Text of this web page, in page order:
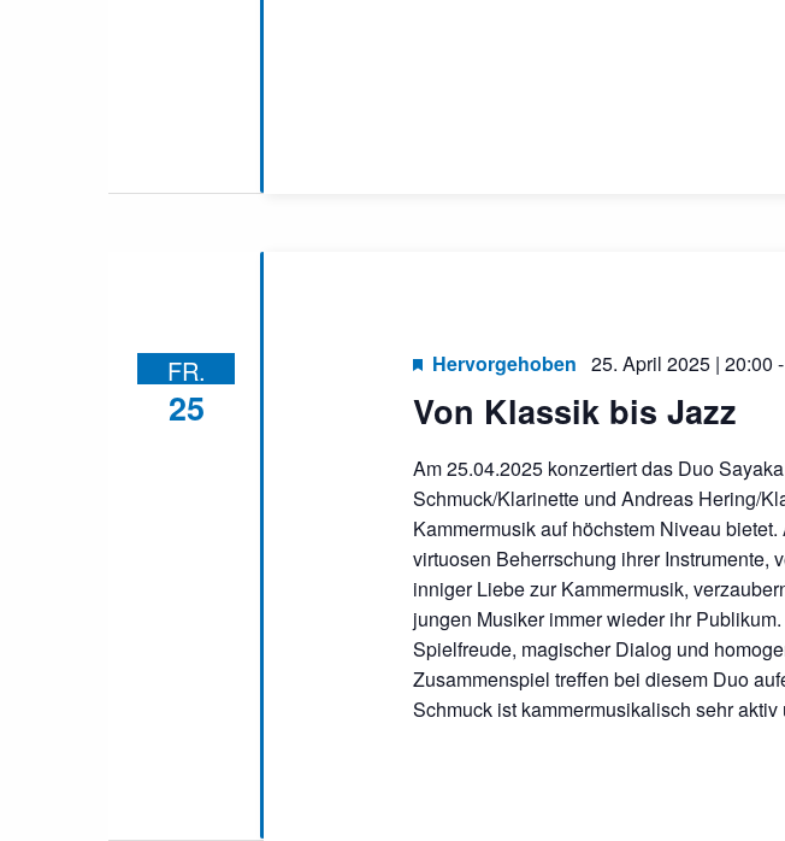
FR.
25 Von Klassik bis Jazz
Hervorgehoben 25. April 2025 | 20:00
Am 25.04.2025 konzertiert das Duo Sayaka
Schmuck/Klarinette und Andreas Hering/
Kammermusik auf höchstem Niveau
virtuosen Beherrschung ihrer Instrumente,
inniger Liebe zur Kammermusik,
jungen Musiker immer wieder ihr
Spielfreude, magischer Dialog und
Zusammenspiel treffen bei diesem Duo
Schmuck ist kammermusikalisch sehr